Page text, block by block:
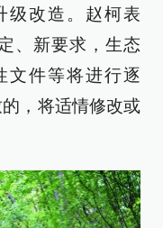
级改造。赵柯表
、新要求，生态
文件等将进行逐
，将适情修改或